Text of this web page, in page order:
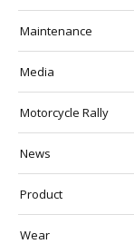
Maintenance
Media
Motorcycle Rally
News
Product
Wear